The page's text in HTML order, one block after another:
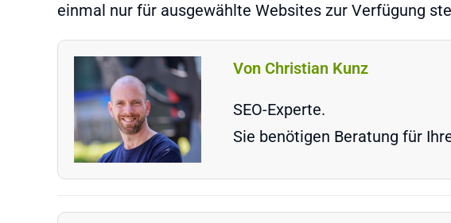
einmal nur für ausgewählte Websites zur Verfügung
Von Christian Kunz
SEO-Experte.
Sie benötigen Beratung für